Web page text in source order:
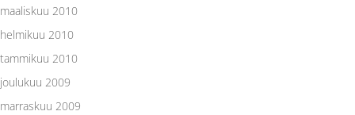
maaliskuu 2010
helmikuu 2010
tammikuu 2010
joulukuu 2009
marraskuu 2009